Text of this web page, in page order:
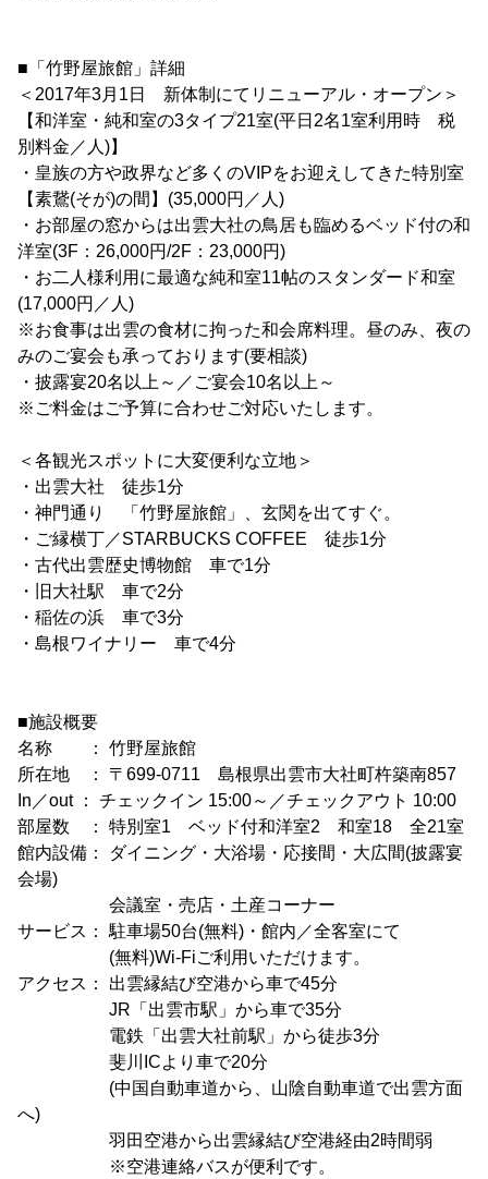
■「竹野屋旅館」詳細
＜2017年3月1日 新体制にてリニューアル・オープン＞
【和洋室・純和室の3タイプ21室(平日2名1室利用時 税
別料金／人)】
・皇族の方や政界など多くのVIPをお迎えしてきた特別室
【素鵞(そが)の間】(35,000円／人)
・お部屋の窓からは出雲大社の鳥居も臨めるベッド付の和
洋室(3F：26,000円/2F：23,000円)
・お二人様利用に最適な純和室11帖のスタンダード和室
(17,000円／人)
※お食事は出雲の食材に拘った和会席料理。昼のみ、夜の
みのご宴会も承っております(要相談)
・披露宴20名以上～／ご宴会10名以上～
※ご料金はご予算に合わせご対応いたします。
＜各観光スポットに大変便利な立地＞
・出雲大社 徒歩1分
・神門通り 「竹野屋旅館」、玄関を出てすぐ。
・ご縁横丁／STARBUCKS COFFEE 徒歩1分
・古代出雲歴史博物館 車で1分
・旧大社駅 車で2分
・稲佐の浜 車で3分
・島根ワイナリー 車で4分
■施設概要
名称 ： 竹野屋旅館
所在地 ： 〒699-0711 島根県出雲市大社町杵築南857
In／out ： チェックイン 15:00～／チェックアウト 10:00
部屋数 ： 特別室1 ベッド付和洋室2 和室18 全21室
館内設備： ダイニング・大浴場・応接間・大広間(披露宴
会場)
会議室・売店・土産コーナー
サービス： 駐車場50台(無料)・館内／全客室にて
(無料)Wi-Fiご利用いただけます。
アクセス： 出雲縁結び空港から車で45分
JR「出雲市駅」から車で35分
電鉄「出雲大社前駅」から徒歩3分
斐川ICより車で20分
(中国自動車道から、山陰自動車道で出雲方面
へ)
羽田空港から出雲縁結び空港経由2時間弱
※空港連絡バスが便利です。